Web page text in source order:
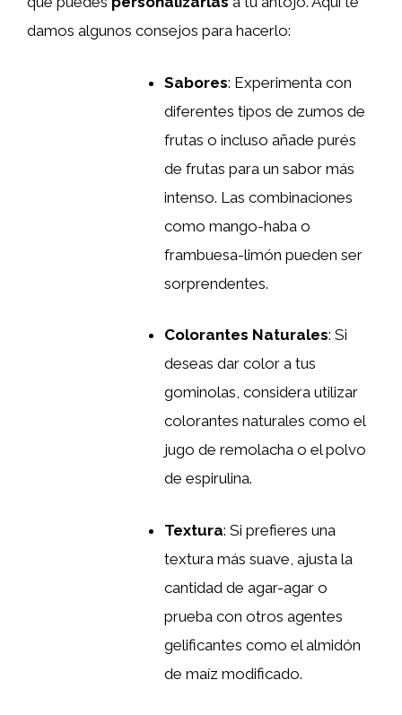
damos algunos consejos para hacerlo:
Sabores: Experimenta con
diferentes tipos de zumos de
frutas o incluso añade purés
de frutas para un sabor más
intenso. Las combinaciones
como mango-haba o
frambuesa-limón pueden ser
sorprendentes.
Colorantes Naturales: Si
deseas dar color a tus
gominolas, considera utilizar
colorantes naturales como el
jugo de remolacha o el polvo
de espirulina.
Textura: Si prefieres una
textura más suave, ajusta la
cantidad de agar-agar o
prueba con otros agentes
gelificantes como el almidón
de maíz modificado.